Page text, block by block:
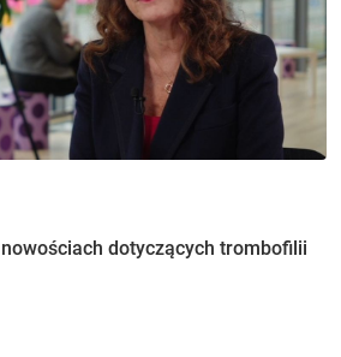
dotyczących trombofilii